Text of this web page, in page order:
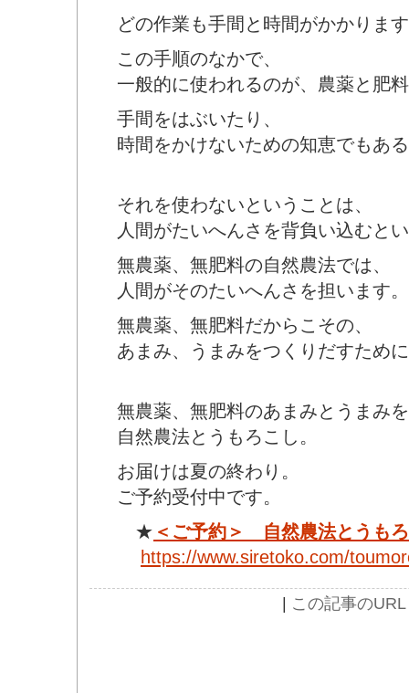
どの作業も手間と時間がかかりま
この手順のなかで、
一般的に使われるのが、農薬と肥
手間をはぶいたり、
時間をかけないための知恵でもあ
それを使わないということは、
人間がたいへんさを背負い込むと
無農薬、無肥料の自然農法では、
人間がそのたいへんさを担います。
無農薬、無肥料だからこその、
あまみ、うまみをつくりだすため
無農薬、無肥料のあまみとうまみ
自然農法とうもろこし。
お届けは夏の終わり。
ご予約受付中です。
★ ＜ご予約＞ 自然農法とうも
https://www.siretoko.com/
| この記事のURL